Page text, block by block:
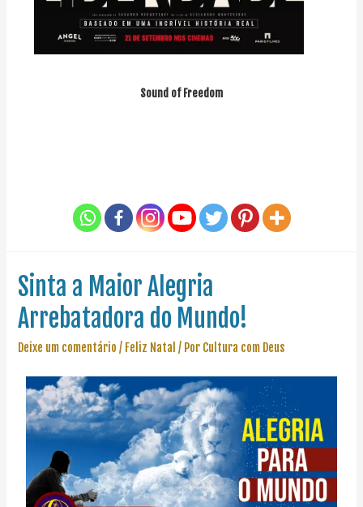
Sound of Freedom
Sinta a Maior Alegria
Arrebatadora do Mundo!
Deixe um comentário / Feliz Natal / Por Cultura com Deus